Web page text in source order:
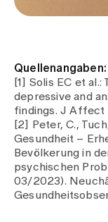
Quellenangaben:
[1] Solis EC et
depressive and
findings. J Affect
[2] Peter, C.,
Gesundheit –
Bevölkerung in
psychischen
03/2023).